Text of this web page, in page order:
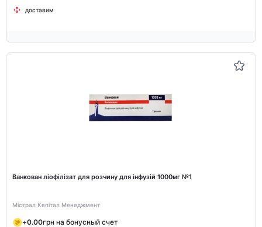
доставим
Ванкован ліофілізат для розчину для інфузій 1000мг №1
Містрал Кепітал Менеджмент
+0.00грн на бонусный счет